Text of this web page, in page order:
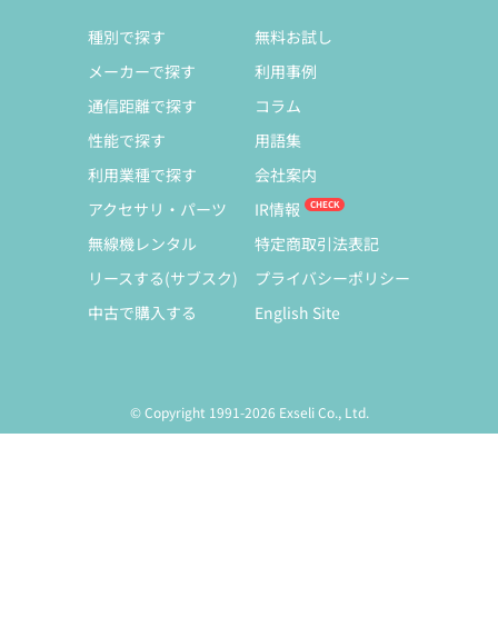
種別で探す
メーカーで探す
通信距離で探す
性能で探す
利用業種で探す
アクセサリ・パーツ
無線機レンタル
リースする(サブスク)
中古で購入する
無料お試し
利用事例
コラム
用語集
会社案内
IR情報
特定商取引法表記
プライバシーポリシー
English Site
© Copyright 1991-2026 Exseli Co., Ltd.